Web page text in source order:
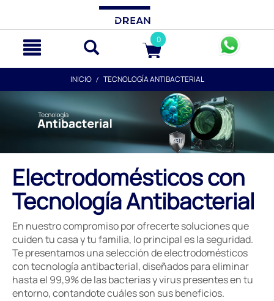
0
INICIO TECNOLOGÍA ANTIBACTERIAL
Electrodomésticos con
Tecnología Antibacterial
En nuestro compromiso por ofrecerte soluciones que
cuiden tu casa y tu familia, lo principal es la seguridad.
Te presentamos una selección de electrodomésticos
con tecnología antibacterial, diseñados para eliminar
hasta el 99,9% de las bacterias y virus presentes en tu
entorno, contandote cuáles son sus beneficios.